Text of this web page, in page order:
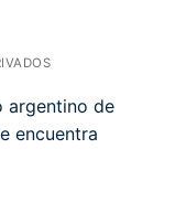
argentino de
encuentra